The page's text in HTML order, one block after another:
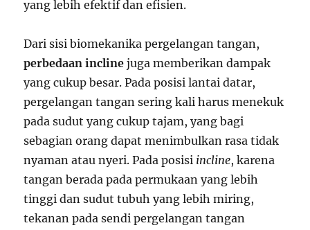
yang lebih efektif dan efisien.
Dari sisi biomekanika pergelangan tangan,
perbedaan incline juga memberikan dampak
yang cukup besar. Pada posisi lantai datar,
pergelangan tangan sering kali harus menekuk
pada sudut yang cukup tajam, yang bagi
sebagian orang dapat menimbulkan rasa tidak
nyaman atau nyeri. Pada posisi incline, karena
tangan berada pada permukaan yang lebih
tinggi dan sudut tubuh yang lebih miring,
tekanan pada sendi pergelangan tangan